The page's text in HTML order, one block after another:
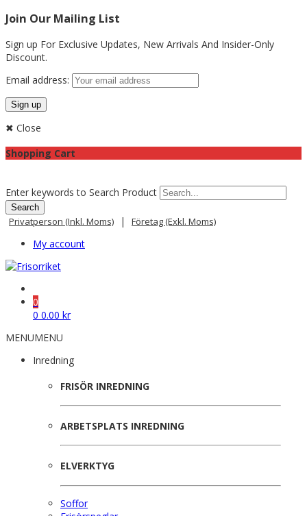
Join Our Mailing List
Sign up For Exclusive Updates, New Arrivals And Insider-Only
Discount.
Email address:
✖ Close
Shopping Cart
Enter keywords to Search Product
Privatperson (inkl. Moms) | Företag (exkl. Moms)
My account
0
0 0.00 kr
MENUMENU
Inredning
FRISÖR INREDNING
ARBETSPLATS INREDNING
ELVERKTYG
Soffor